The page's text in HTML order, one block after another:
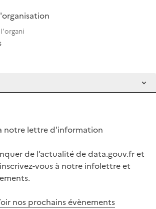
notre lettre d'information
de l’actualité de data.gouv.fr et
vous à notre infolettre et
nos prochains évènements